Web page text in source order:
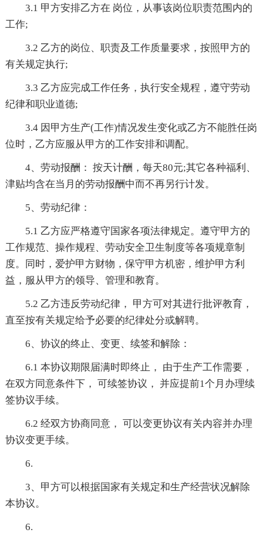
3.1 甲方安排乙方在 岗位，从事该岗位职责范围内的
工作;
3.2 乙方的岗位、职责及工作质量要求，按照甲方的
有关规定执行;
3.3 乙方应完成工作任务，执行安全规程，遵守劳动
纪律和职业道德;
3.4 因甲方生产(工作)情况发生变化或乙方不能胜任岗
位时，乙方应服从甲方的工作安排和调配。
4、劳动报酬： 按天计酬，每天80元;其它各种福利、
津贴均含在当月的劳动报酬中而不再另行计发。
5、劳动纪律：
5.1 乙方应严格遵守国家各项法律规定。遵守甲方的
工作规范、操作规程、劳动安全卫生制度等各项规章制
度。同时，爱护甲方财物，保守甲方机密，维护甲方利
益，服从甲方的领导、管理和教育。
5.2 乙方违反劳动纪律， 甲方可对其进行批评教育，
直至按有关规定给予必要的纪律处分或解聘。
6、协议的终止、变更、续签和解除：
6.1 本协议期限届满时即终止， 由于生产工作需要，
在双方同意条件下， 可续签协议， 并应提前1个月办理续
签协议手续。
6.2 经双方协商同意， 可以变更协议有关内容并办理
协议变更手续。
6.
3、甲方可以根据国家有关规定和生产经营状况解除
本协议。
6.